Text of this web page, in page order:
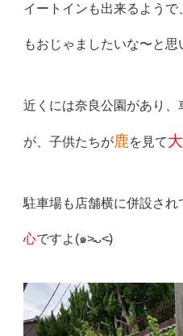
イートインも出来るようで
もおじゃましたいな〜と思
近くには奈良公園があり
が、子供たちが鹿を見て
駐車場も店舗横に併設され
心ですよ(๑˃̵ᴗ˂̵)